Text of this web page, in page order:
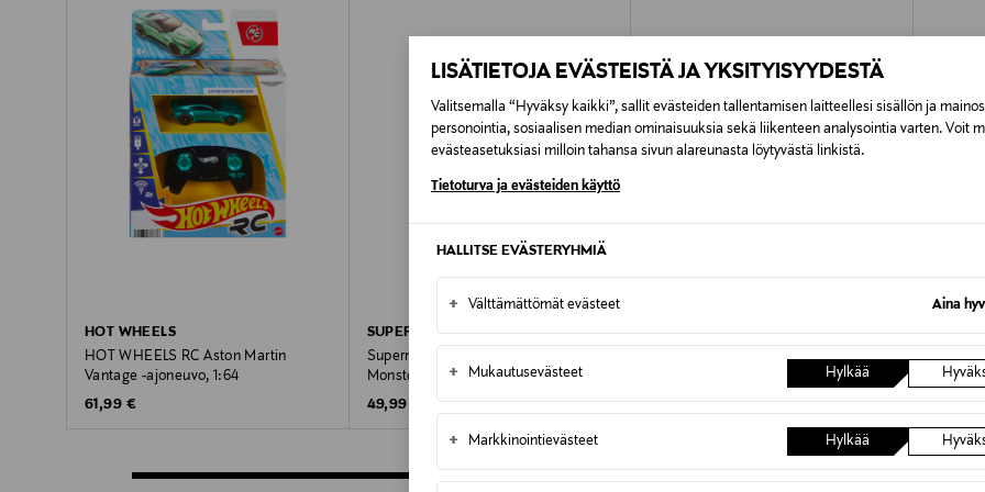
LISÄTIETOJA EVÄSTEISTÄ JA YKSITYISYYDESTÄ
Valitsemalla “Hyväksy kaikki”, sallit evästeiden tallentamisen laitteellesi sisällön ja
personointia, sosiaalisen median ominaisuuksia sekä liikenteen analysointia varten. Voit
evästeasetuksiasi milloin tahansa sivun alareunasta löytyvästä linkistä.
Tietoturva ja evästeiden käyttö
HALLITSE EVÄSTERYHMIÄ
+ Välttämättömät evästeet Aina
+ Mukautusevästeet Hylkää
+ Markkinointievästeet Hylkää
HOT WHEELS
HOT WHEELS RC Aston Martin
Vantage -ajoneuvo, 1:64
Original Price
61,99 €
SUPERMAN
Superman Kauko-ohjattava auto
Monster Truck 1:18
Original Price
49,99 €
BATMAN
BATMAN Kauko-ohjattava
Original Price
49,00 €
HOT
HOT
Original
57,99 €